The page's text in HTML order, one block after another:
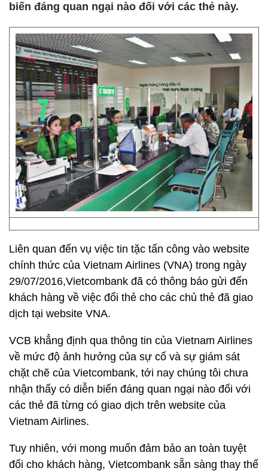
biến đáng quan ngại nào đối với các thẻ này.
Liên quan đến vụ việc tin tặc tấn công vào website
chính thức của Vietnam Airlines (VNA) trong ngày
29/07/2016,Vietcombank đã có thông báo gửi đến
khách hàng về việc đổi thẻ cho các chủ thẻ đã giao
dịch tại website VNA.
VCB khẳng định qua thông tin của Vietnam Airlines
về mức độ ảnh hưởng của sự cố và sự giám sát
chặt chẽ của Vietcombank, tới nay chúng tôi chưa
nhận thấy có diễn biến đáng quan ngại nào đối với
các thẻ đã từng có giao dịch trên website của
Vietnam Airlines.
Tuy nhiên, với mong muốn đảm bảo an toàn tuyệt
đối cho khách hàng, Vietcombank sẵn sàng thay thế